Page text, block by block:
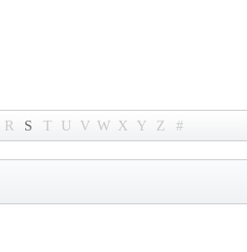
R S T U V W X Y Z #